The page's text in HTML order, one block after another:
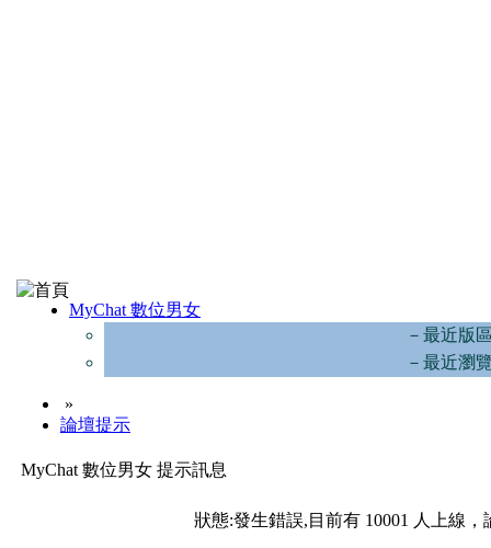
MyChat 數位男女
－最近版
－最近瀏
»
論壇提示
MyChat 數位男女 提示訊息
狀態:發生錯誤,目前有 10001 人上線